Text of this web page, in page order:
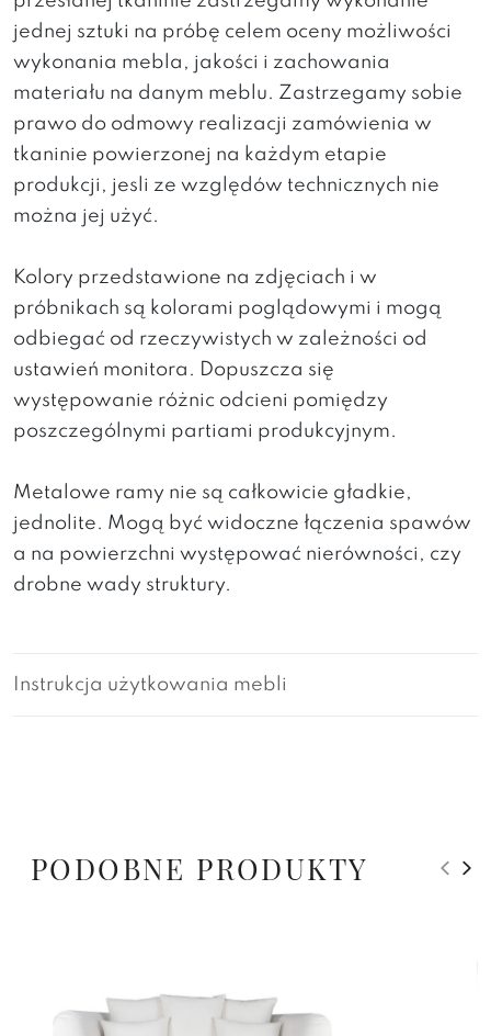
jednej sztuki na próbę celem oceny możliwości
wykonania mebla, jakości i zachowania
materiału na danym meblu. Zastrzegamy sobie
prawo do odmowy realizacji zamówienia w
tkaninie powierzonej na każdym etapie
produkcji, jesli ze względów technicznych nie
można jej użyć.
Kolory przedstawione na zdjęciach i w
próbnikach są kolorami poglądowymi i mogą
odbiegać od rzeczywistych w zależności od
ustawień monitora. Dopuszcza się
występowanie różnic odcieni pomiędzy
poszczególnymi partiami produkcyjnym.
Metalowe ramy nie są całkowicie gładkie,
jednolite. Mogą być widoczne łączenia spawów
a na powierzchni występować nierówności, czy
drobne wady struktury.
Instrukcja użytkowania mebli
PODOBNE PRODUKTY